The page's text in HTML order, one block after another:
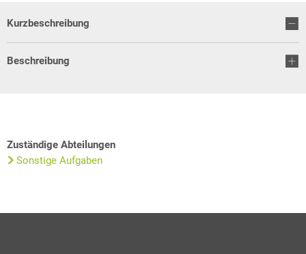
Kurzbeschreibung
Beschreibung
Zuständige Abteilungen
Sonstige Aufgaben